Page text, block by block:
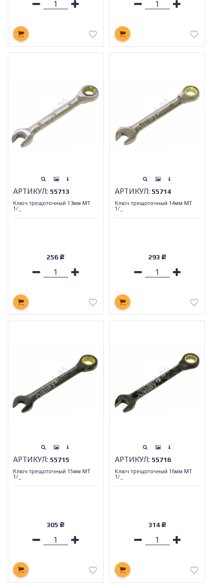
АРТИКУЛ: 55713
Ключ трещоточный 13мм МТ
1/_
256 Р
АРТИКУЛ: 55714
Ключ трещоточный 14мм МТ
1/_
293 Р
АРТИКУЛ: 55715
Ключ трещоточный 15мм МТ
1/_
305 Р
АРТИКУЛ: 55716
Ключ трещоточный 16мм МТ
1/_
314 Р